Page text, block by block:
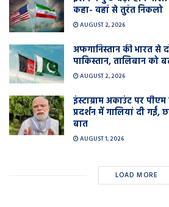
कहा- वहां से तुरंत निकलो
AUGUST 2, 2026
अफगानिस्तान की भारत से
पाकिस्तान, तालिबान को
AUGUST 2, 2026
इंस्टाग्राम अकाउंट पर
प्रदर्शन में गालियां दी गईं,
बात
AUGUST 1, 2026
LOAD MORE